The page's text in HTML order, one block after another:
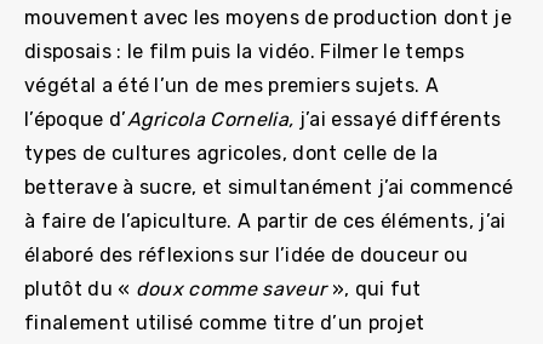
mouvement avec les moyens de production dont je
disposais : le film puis la vidéo. Filmer le temps
végétal a été l’un de mes premiers sujets. A
l’époque d’Agricola Cornelia, j’ai essayé différents
types de cultures agricoles, dont celle de la
betterave à sucre, et simultanément j’ai commencé
à faire de l’apiculture. A partir de ces éléments, j’ai
élaboré des réflexions sur l’idée de douceur ou
plutôt du « doux comme saveur», qui fut
finalement utilisé comme titre d’un projet